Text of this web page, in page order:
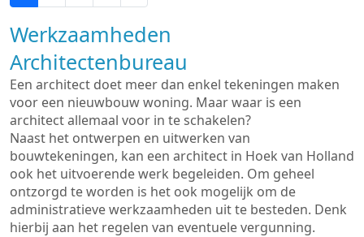
Werkzaamheden
Architectenbureau
Een architect doet meer dan enkel tekeningen maken
voor een nieuwbouw woning. Maar waar is een
architect allemaal voor in te schakelen?
Naast het ontwerpen en uitwerken van
bouwtekeningen, kan een architect in Hoek van Holland
ook het uitvoerende werk begeleiden. Om geheel
ontzorgd te worden is het ook mogelijk om de
administratieve werkzaamheden uit te besteden. Denk
hierbij aan het regelen van eventuele vergunning.